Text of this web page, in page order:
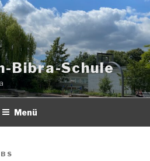
Bibra-Schule
Menü